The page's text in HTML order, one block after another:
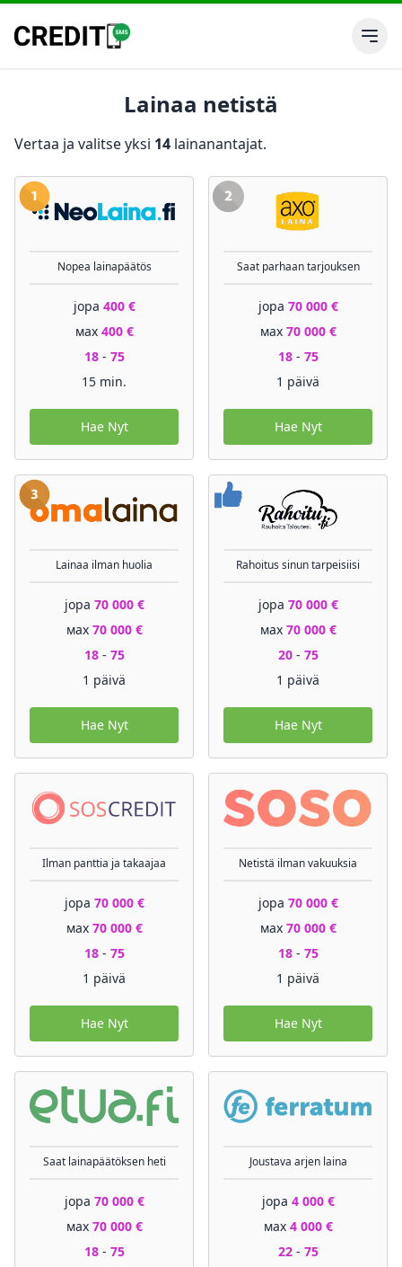
Lainaa netistä
Vertaa ja valitse yksi 14 lainanantajat.
Nopea lainapäätös
jopa 400 €
мах 400 €
18- 75
15 min.
Hae Nyt
Saat parhaan tarjouksen
jopa 70 000 €
мах 70 000 €
18- 75
1 päivä
Hae Nyt
Lainaa ilman huolia
jopa 70 000 €
мах 70 000 €
18- 75
1 päivä
Hae Nyt
Rahoitus sinun tarpeisiisi
jopa 70 000 €
мах 70 000 €
20- 75
1 päivä
Hae Nyt
Ilman panttia ja takaajaa
jopa 70 000 €
мах 70 000 €
18- 75
1 päivä
Hae Nyt
Netistä ilman vakuuksia
jopa 70 000 €
мах 70 000 €
18- 75
1 päivä
Hae Nyt
Saat lainapäätöksen heti
jopa 70 000 €
мах 70 000 €
18- 75
Joustava arjen laina
jopa 4 000 €
мах 4 000 €
22- 75